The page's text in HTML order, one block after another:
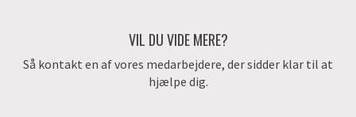
VIL DU VIDE MERE?
Så kontakt en af vores medarbejdere, der sidder klar til at
hjælpe dig.